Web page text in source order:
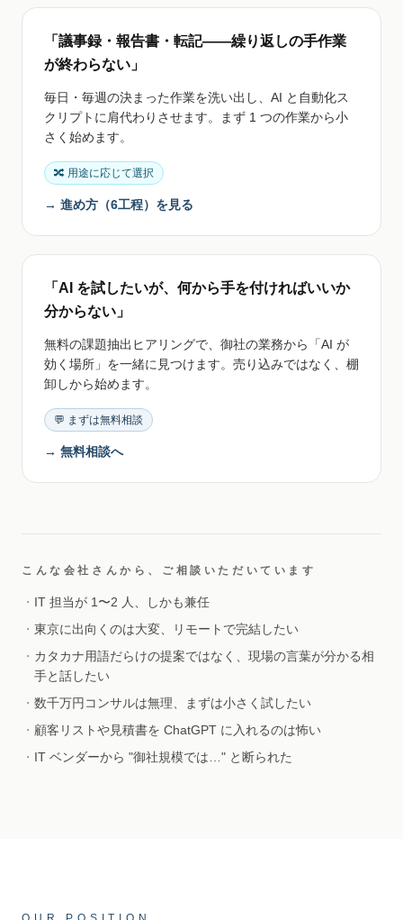
「議事録・報告書・転記——繰り返しの手作業
が終わらない」
毎日・毎週の決まった作業を洗い出し、AI と自動化ス
クリプトに肩代わりさせます。まず 1 つの作業から小
さく始めます。
🔀 用途に応じて選択
→ 進め方（6工程）を見る
「AI を試したいが、何から手を付ければいいか
分からない」
無料の課題抽出ヒアリングで、御社の業務から「AI が
効く場所」を一緒に見つけます。売り込みではなく、棚
卸しから始めます。
💬 まずは無料相談
→ 無料相談へ
こんな会社さんから、ご相談いただいています
・ IT 担当が 1〜2 人、しかも兼任
・ 東京に出向くのは大変、リモートで完結したい
・ カタカナ用語だらけの提案ではなく、現場の言葉が分かる相
手と話したい
・ 数千万円コンサルは無理、まずは小さく試したい
・ 顧客リストや見積書を ChatGPT に入れるのは怖い
・ IT ベンダーから "御社規模では…" と断られた